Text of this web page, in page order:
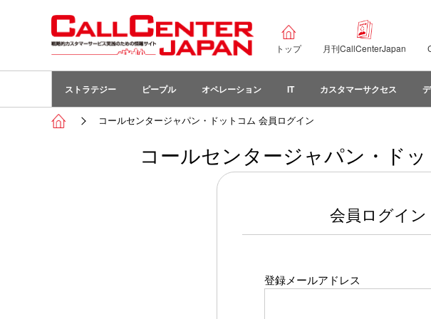
トップ 月刊CallCenterJapan
ストラテジー ピープル オペレーション IT カスタマーサクセス
コールセンタージャパン・ドットコム 会員ログイン
コールセンタージャパン・ド
会員ログイン
登録メールアドレス